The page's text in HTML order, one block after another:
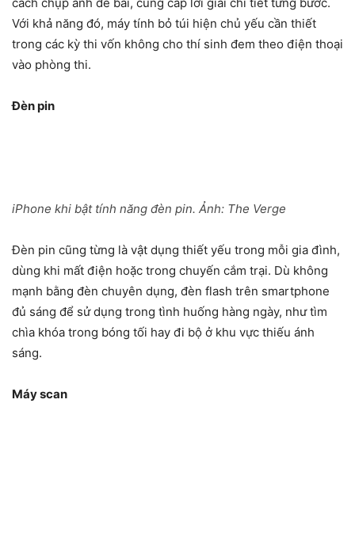
Với khả năng đó, máy tính bỏ túi hiện chủ yếu cần thiết
trong các kỳ thi vốn không cho thí sinh đem theo điện thoại
vào phòng thi.
Đèn pin
iPhone khi bật tính năng đèn pin. Ảnh: The Verge
Đèn pin cũng từng là vật dụng thiết yếu trong mỗi gia đình,
dùng khi mất điện hoặc trong chuyến cắm trại. Dù không
mạnh bằng đèn chuyên dụng, đèn flash trên smartphone
đủ sáng để sử dụng trong tình huống hàng ngày, như tìm
chìa khóa trong bóng tối hay đi bộ ở khu vực thiếu ánh
sáng.
Máy scan